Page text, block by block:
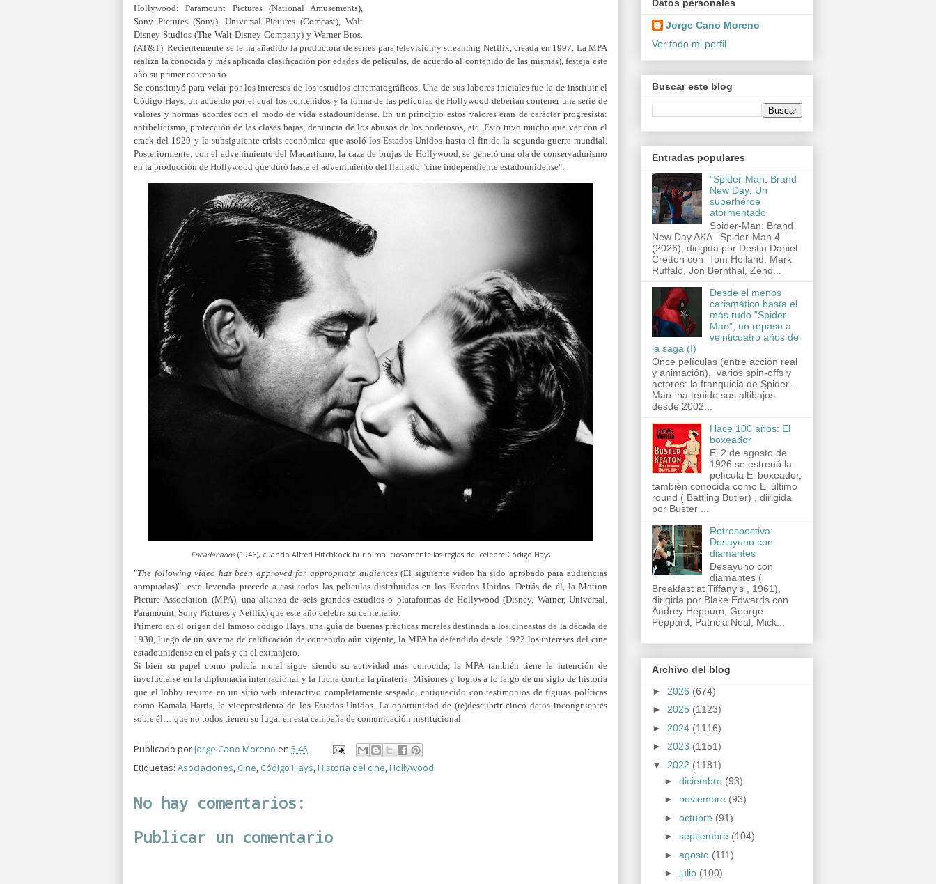
Hollywood: Paramount Pictures (National Amusements),
Sony Pictures (Sony), Universal Pictures (Comcast), Walt
Disney Studios (The Walt Disney Company) y Warner Bros.
(AT&T).​ Recientemente se le ha añadido la productora de series para televisión y streaming Netflix, creada en 1997. La MPA
realiza la conocida y más aplicada clasificación por edades de películas, de acuerdo al contenido de las mismas), festeja este
año su primer centenario.
Se constituyó para velar por los intereses de los estudios cinematográficos. Una de sus labores iniciales fue la de instituir el
Código Hays, un acuerdo por el cual los contenidos y la forma de las películas de Hollywood deberían contener una serie de
valores y normas acordes con el modo de vida estadounidense. En un principio estos valores eran de carácter progresista:
antibelicismo, protección de las clases bajas, denuncia de los abusos de los poderosos, etc. Esto tuvo mucho que ver con el
crack del 1929 y la subsiguiente crisis económica que asoló los Estados Unidos hasta el fin de la segunda guerra mundial.
Posteriormente, con el advenimiento del Macartismo, la caza de brujas de Hollywood, se generó una ola de conservadurismo
en la producción de Hollywood que duró hasta el advenimiento del llamado "cine independiente estadounidense".
Encadenados(1946), cuando Alfred Hitchkock burló maliciosamente las reglas del célebre Código Hays
"The following video has been approved for appropriate audiences(El siguiente video ha sido aprobado para audiencias
apropiadas)": este leyenda precede a casi todas las películas distribuidas en los Estados Unidos. Detrás de él, la Motion
Picture Association (MPA), una alianza de seis grandes estudios o plataformas de Hollywood (Disney, Warner, Universal,
Paramount, Sony Pictures y Netflix) que este año celebra su centenario.
Primero en el origen del famoso código Hays, una guía de buenas prácticas morales destinada a los cineastas de la década de
1930, luego de un sistema de calificación de contenido aún vigente, la MPA ha defendido desde 1922 los intereses del cine
estadounidense en el país y en el extranjero.
Si bien su papel como policía moral sigue siendo su actividad más conocida, la MPA también tiene la intención de
involucrarse en la diplomacia internacional y la lucha contra la piratería. Misiones y logros a lo largo de un siglo de historia
que el lobby resume en un sitio web interactivo completamente sesgado, enriquecido con testimonios de figuras políticas
como Kamala Harris, la vicepresidenta de los Estados Unidos. La oportunidad de (re)descubrir cinco datos incongruentes
sobre él… que no todos tienen su lugar en esta campaña de comunicación institucional.
Publicado porJorge Cano Moreno en 5:45
Etiquetas: Asociaciones, Cine, Código Hays,Historia del cine,Hollywood
No hay comentarios:
Publicar un comentario
Datos personales
Jorge Cano Moreno
Ver todo mi perfil
Buscar este blog
Entradas populares
"Spider-Man: Brand
New Day: Un
superhéroe
atormentado
Spider-Man: Brand
New Day AKA Spider-Man 4
(2026), dirigida por Destin Daniel
Cretton con Tom Holland, Mark
Ruffalo, Jon Bernthal, Zend...
Desde el menos
carismático hasta el
más rudo "Spider-
Man", un repaso a
veinticuatro años de
la saga (I)
Once películas (entre acción real
y animación), varios spin-offs y
actores: la franquicia de Spider-
Man ha tenido sus altibajos
desde 2002...
Hace 100 años: El
boxeador
El 2 de agosto de
1926 se estrenó la
película El boxeador,
también conocida como El último
round ( Battling Butler) , dirigida
por Buster ...
Retrospectiva:
Desayuno con
diamantes
Desayuno con
diamantes (
Breakfast at Tiffany’s , 1961),
dirigida por Blake Edwards con
Audrey Hepburn, George
Peppard, Patricia Neal, Mick...
Archivo del blog
► 2026 (674)
► 2025 (1123)
► 2024 (1116)
► 2023 (1151)
▼ 2022 (1181)
► diciembre (93)
► noviembre (93)
► octubre (91)
► septiembre (104)
► agosto (111)
► julio (100)